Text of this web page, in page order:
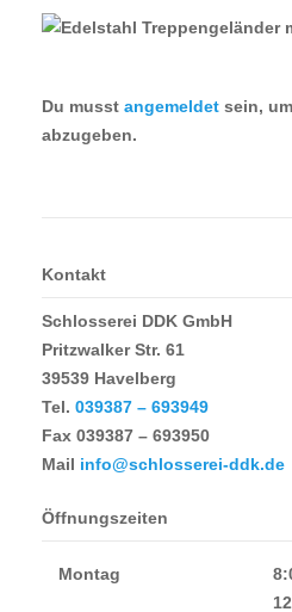
Du musst angemeldet sein,
abzugeben.
Kontakt
Schlosserei DDK GmbH
Pritzwalker Str. 61
39539 Havelberg
Tel. 039387 – 693949
Fax 039387 – 693950
Mail info@schlosserei-ddk.de
Öffnungszeiten
Montag